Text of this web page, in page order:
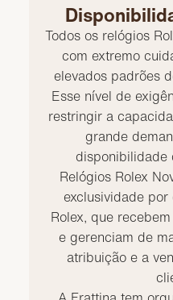
Todos os relógios
com extremo
elevados padrões
Esse nível de
restringir a
grande
disponibilidade
Relógios Rolex
exclusividade
Rolex, que
e gerenciam de
atribuição e a